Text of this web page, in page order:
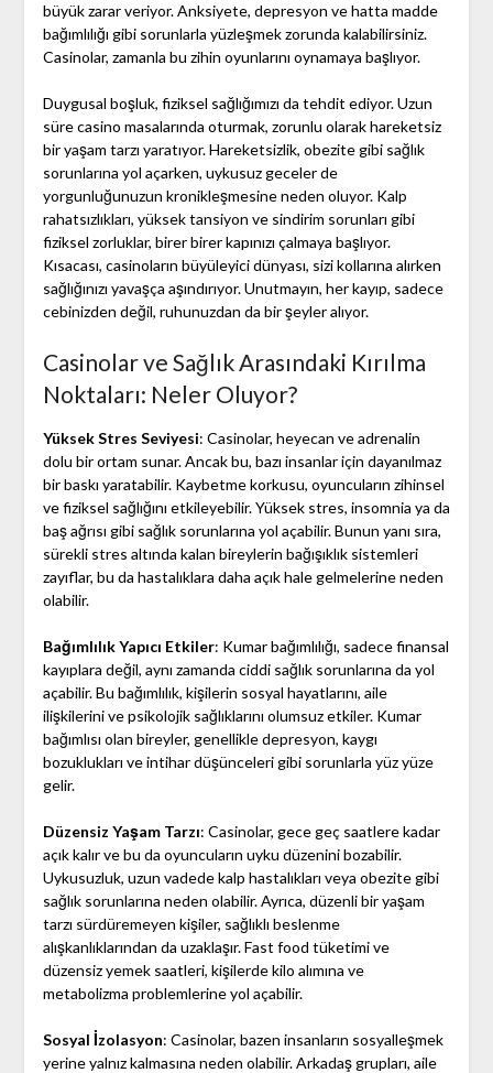
büyük zarar veriyor. Anksiyete, depresyon ve hatta madde
bağımlılığı gibi sorunlarla yüzleşmek zorunda kalabilirsiniz.
Casinolar, zamanla bu zihin oyunlarını oynamaya başlıyor.
Duygusal boşluk, fiziksel sağlığımızı da tehdit ediyor. Uzun
süre casino masalarında oturmak, zorunlu olarak hareketsiz
bir yaşam tarzı yaratıyor. Hareketsizlik, obezite gibi sağlık
sorunlarına yol açarken, uykusuz geceler de
yorgunluğunuzun kronikleşmesine neden oluyor. Kalp
rahatsızlıkları, yüksek tansiyon ve sindirim sorunları gibi
fiziksel zorluklar, birer birer kapınızı çalmaya başlıyor.
Kısacası, casinoların büyüleyici dünyası, sizi kollarına alırken
sağlığınızı yavaşça aşındırıyor. Unutmayın, her kayıp, sadece
cebinizden değil, ruhunuzdan da bir şeyler alıyor.
Casinolar ve Sağlık Arasındaki Kırılma
Noktaları: Neler Oluyor?
Yüksek Stres Seviyesi: Casinolar, heyecan ve adrenalin
dolu bir ortam sunar. Ancak bu, bazı insanlar için dayanılmaz
bir baskı yaratabilir. Kaybetme korkusu, oyuncuların zihinsel
ve fiziksel sağlığını etkileyebilir. Yüksek stres, insomnia ya da
baş ağrısı gibi sağlık sorunlarına yol açabilir. Bunun yanı sıra,
sürekli stres altında kalan bireylerin bağışıklık sistemleri
zayıflar, bu da hastalıklara daha açık hale gelmelerine neden
olabilir.
Bağımlılık Yapıcı Etkiler: Kumar bağımlılığı, sadece finansal
kayıplara değil, aynı zamanda ciddi sağlık sorunlarına da yol
açabilir. Bu bağımlılık, kişilerin sosyal hayatlarını, aile
ilişkilerini ve psikolojik sağlıklarını olumsuz etkiler. Kumar
bağımlısı olan bireyler, genellikle depresyon, kaygı
bozuklukları ve intihar düşünceleri gibi sorunlarla yüz yüze
gelir.
Düzensiz Yaşam Tarzı: Casinolar, gece geç saatlere kadar
açık kalır ve bu da oyuncuların uyku düzenini bozabilir.
Uykusuzluk, uzun vadede kalp hastalıkları veya obezite gibi
sağlık sorunlarına neden olabilir. Ayrıca, düzenli bir yaşam
tarzı sürdüremeyen kişiler, sağlıklı beslenme
alışkanlıklarından da uzaklaşır. Fast food tüketimi ve
düzensiz yemek saatleri, kişilerde kilo alımına ve
metabolizma problemlerine yol açabilir.
Sosyal İzolasyon: Casinolar, bazen insanların sosyalleşmek
yerine yalnız kalmasına neden olabilir. Arkadaş grupları, aile